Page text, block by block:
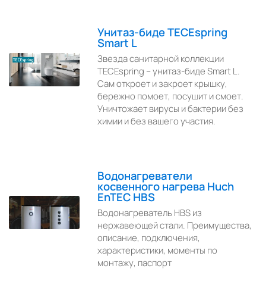
Унитаз-биде TECEspring
Smart L
Звезда санитарной коллекции
TECEspring – унитаз-биде Smart L.
Сам откроет и закроет крышку,
бережно помоет, посушит и смоет.
Уничтожает вирусы и бактерии без
химии и без вашего участия.
Водонагреватели
косвенного нагрева Huch
EnTEC HBS
Водонагреватель HBS из
нержавеющей стали. Преимущества,
описание, подключения,
характеристики, моменты по
монтажу, паспорт